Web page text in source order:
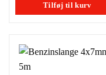
Tilføj til kurv